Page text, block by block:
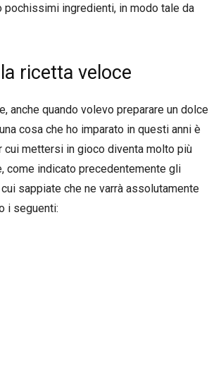
ingredienti, in modo tale da
ricetta veloce
anche quando volevo preparare un dolce
cosa che ho imparato in questi anni è
cui mettersi in gioco diventa molto più
come indicato precedentemente gli
sappiate che ne varrà assolutamente
i seguenti: